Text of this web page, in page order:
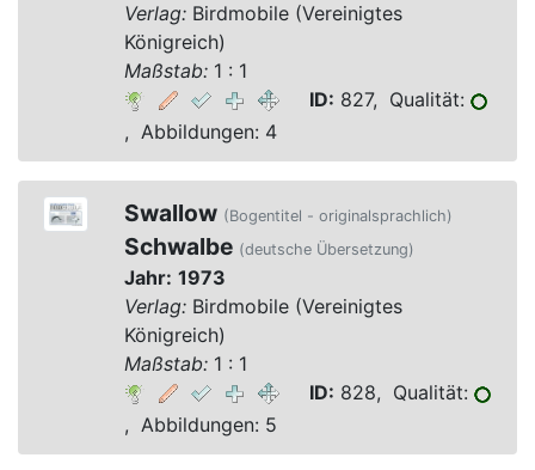
Verlag:Birdmobile (Vereinigtes
Königreich)
Maßstab:1 : 1
ID: 827, Qualität:
, Abbildungen: 4
Swallow (Bogentitel - originalsprachlich)
Schwalbe (deutsche Übersetzung)
Jahr: 1973
Verlag:Birdmobile (Vereinigtes
Königreich)
Maßstab:1 : 1
ID: 828, Qualität:
, Abbildungen: 5